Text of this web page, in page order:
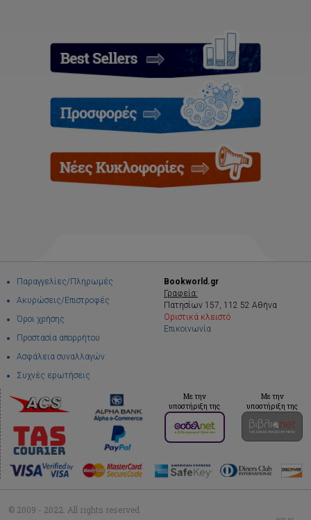
Παραγγελίες/Πληρωμές
Ακυρώσεις/Επιστροφές
Όροι χρήσης
Προστασία απορρήτου
Ασφάλεια συναλλαγών
Συχνές ερωτήσεις
Bookworld.gr
Γραφεία:
Πατησίων 157, 112 52 Αθήνα
Οριστικά κλειστό
Επικοινωνία
Με την
υποστήριξη της
Με την
υποστήριξη της
© 2009 - 2022. All rights reserved